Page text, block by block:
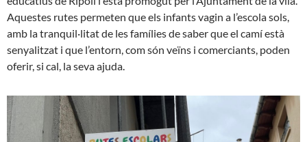
Aquestes rutes permeten que els infants vagin a l’escola sols,
amb la tranquil·litat de les famílies de saber que el camí està
senyalitzat i que l’entorn, com són veïns i comerciants, poden
oferir, si cal, la seva ajuda.